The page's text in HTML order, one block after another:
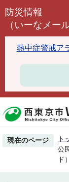
こ
頭
で
防災情報
（いーなメール
熱中症警戒ア
現在のページ ト
公
ド）